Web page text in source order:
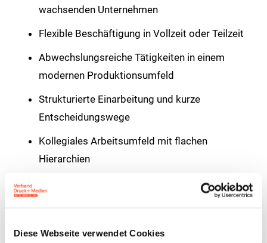
Diese Webseite verwendet Cookies
wachsenden Unternehmen
Flexible Beschäftigung in Vollzeit oder Teilzeit
Abwechslungsreiche Tätigkeiten in einem
modernen Produktionsumfeld
Strukturierte Einarbeitung und kurze
Entscheidungswege
Kollegiales Arbeitsumfeld mit flachen
Hierarchien
Herrn Jan Dziub unterBewerbung@integralis-